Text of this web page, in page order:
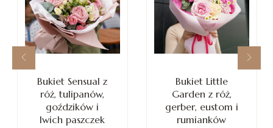
Bukiet Sensual z
róż, tulipanów,
goździków i
lwich paszczek
Bukiet Little
Garden z róż,
gerber, eustom i
rumianków